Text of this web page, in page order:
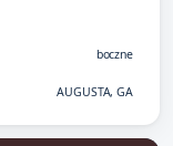
boczne
AUGUSTA, GA